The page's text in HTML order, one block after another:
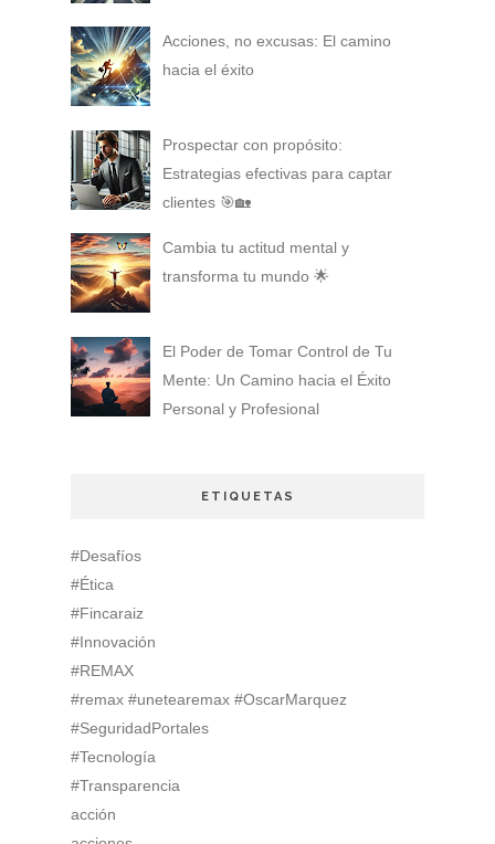
Acciones, no excusas: El camino
hacia el éxito
Prospectar con propósito:
Estrategias efectivas para captar
clientes 🎯🏡
Cambia tu actitud mental y
transforma tu mundo 🌟
El Poder de Tomar Control de Tu
Mente: Un Camino hacia el Éxito
Personal y Profesional
ETIQUETAS
#Desafíos
#Ética
#Fincaraiz
#Innovación
#REMAX
#remax #unetearemax #OscarMarquez
#SeguridadPortales
#Tecnología
#Transparencia
acción